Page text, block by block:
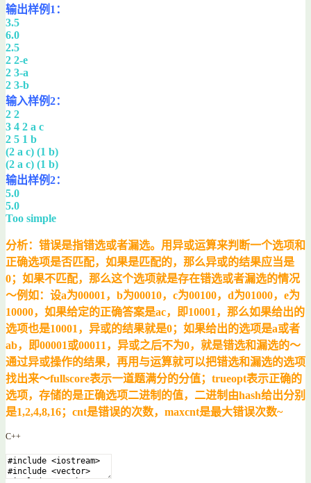
输出样例1：
3.5
6.0
2.5
2 2-e
2 3-a
2 3-b
输入样例2：
2 2
3 4 2 a c
2 5 1 b
(2 a c) (1 b)
(2 a c) (1 b)
输出样例2：
5.0
5.0
Too simple
分析：错误是指错选或者漏选。用异或运算来判断一个选项和
正确选项是否匹配，如果是匹配的，那么异或的结果应当是
0；如果不匹配，那么这个选项就是存在错选或者漏选的情况
～例如：设a为00001，b为00010，c为00100，d为01000，e为
10000，如果给定的正确答案是ac，即10001，那么如果给出的
选项也是10001，异或的结果就是0；如果给出的选项是a或者
ab，即00001或00011，异或之后不为0，就是错选和漏选的～
通过异或操作的结果，再用与运算就可以把错选和漏选的选项
找出来～fullscore表示一道题满分的分值；trueopt表示正确的
选项，存储的是正确选项二进制的值，二进制由hash给出分别
是1,2,4,8,16；cnt是错误的次数，maxcnt是最大错误次数~
C++